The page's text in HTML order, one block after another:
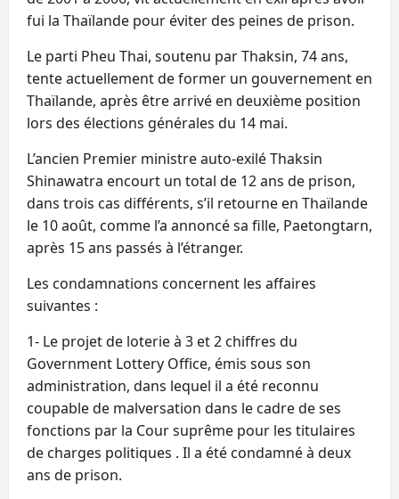
fui la Thaïlande pour éviter des peines de prison.
Le parti Pheu Thai, soutenu par Thaksin, 74 ans,
tente actuellement de former un gouvernement en
Thaïlande, après être arrivé en deuxième position
lors des élections générales du 14 mai.
L’ancien Premier ministre auto-exilé Thaksin
Shinawatra encourt un total de 12 ans de prison,
dans trois cas différents, s’il retourne en Thaïlande
le 10 août, comme l’a annoncé sa fille, Paetongtarn,
après 15 ans passés à l’étranger.
Les condamnations concernent les affaires
suivantes :
1- Le projet de loterie à 3 et 2 chiffres du
Government Lottery Office, émis sous son
administration, dans lequel il a été reconnu
coupable de malversation dans le cadre de ses
fonctions par la Cour suprême pour les titulaires
de charges politiques . Il a été condamné à deux
ans de prison.